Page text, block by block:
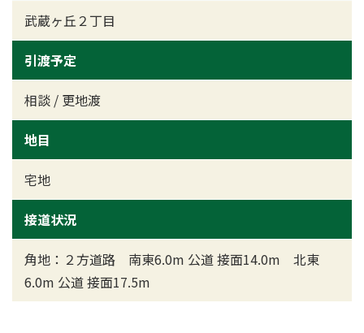
武蔵ヶ丘２丁目
引渡予定
相談 / 更地渡
地目
宅地
接道状況
角地：２方道路 南東6.0m 公道 接面14.0m 北東
6.0m 公道 接面17.5m